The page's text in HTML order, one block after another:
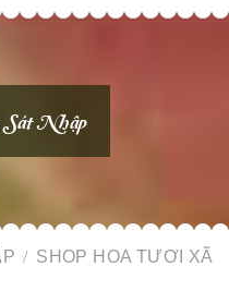
Nhập
SHOP HOA TƯƠI XÃ